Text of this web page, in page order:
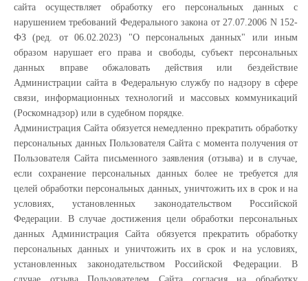
сайта осуществляет обработку его персональных данных с
нарушением требований Федерального закона от 27.07.2006 N 152-
ФЗ (ред. от 06.02.2023) "О персональных данных" или иным
образом нарушает его права и свободы, субъект персональных
данных вправе обжаловать действия или бездействие
Администрации сайта в Федеральную службу по надзору в сфере
связи, информационных технологий и массовых коммуникаций
(Роскомнадзор) или в судебном порядке.
Администрация Сайта обязуется немедленно прекратить обработку
персональных данных Пользователя Сайта с момента получения от
Пользователя Сайта письменного заявления (отзыва) и в случае,
если сохранение персональных данных более не требуется для
целей обработки персональных данных, уничтожить их в срок и на
условиях, установленных законодательством Российской
Федерации. В случае достижения цели обработки персональных
данных Администрация Сайта обязуется прекратить обработку
персональных данных и уничтожить их в срок и на условиях,
установленных законодательством Российской Федерации. В